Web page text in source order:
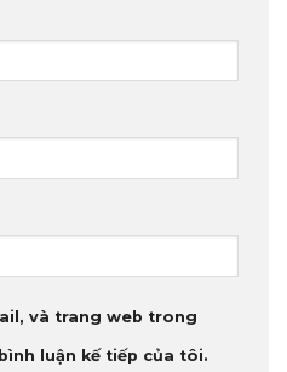
và trang web trong
luận kế tiếp của tôi.